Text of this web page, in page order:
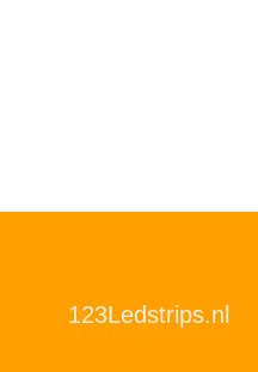
123Ledstrips.nl